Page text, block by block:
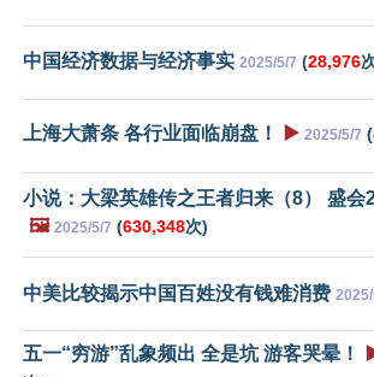
中国经济数据与经济事实 2025/5/7 (28,976
上海大萧条 各行业面临崩盘！ ▶️ 2025/5/7 (
小说：大梁英雄传之王者归来（8） 盛会
🖼️ 2025/5/7 (630,348次)
中美比较揭示中国百姓没有钱难消费
五一“穷游”乱象频出 全是坑 游客哭晕！